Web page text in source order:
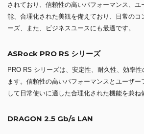
されており、信頼性の高いパフォーマンス、ユ
能、合理化された美観を備えており、日常のコ
ーズ、また、ビジネスユースにも最適です。
ASRock PRO RS シリーズ
PRO RS シリーズは、安定性、耐久性、効率
ます。信頼性の高いパフォーマンスとユーザー
して日常使いに適した合理化された機能を兼ね
DRAGON 2.5 Gb/s LAN